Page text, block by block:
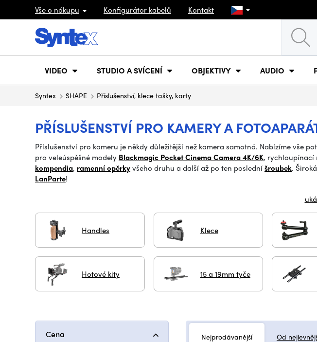
Vše o nákupu Konfigurátor kabelů Kontakt
VIDEO STUDIO A SVÍCENÍ OBJEKTIVY AUDIO
Syntex SHAPE Příslušenství, klece tašky, karty
PŘÍSLUŠENSTVÍ PRO KAMERY A
Příslušenství pro kameru je někdy důležitější než kamera samotná. Nabízíme vše
pro veleúspěšné modely Blackmagic Pocket Cinema Camera 4K/6K, rychloupínací
kompendia, ramenní opěrkyvšeho druhu a další až po ten posledníšroubek.
LanParte!
Handles Klece
Hotové kity 15 a 19mm tyče
Cena Nejprodávanější Od